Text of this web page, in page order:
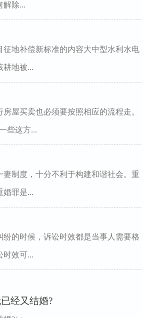
解除...
地补偿新标准的内容大中型水利水电
耕地被...
屋买卖也必须要按照相应的流程走。
些这方...
制度，十分不利于构建和谐社会。重
婚罪是...
的时候，诉讼时效都是当事人需要格
时效可...
经又结婚?